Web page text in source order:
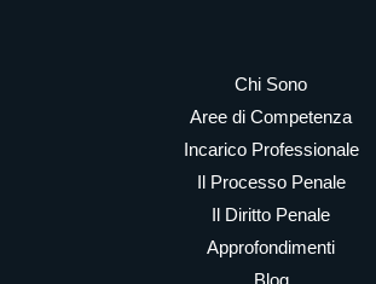
Chi Sono
Aree di Competenza
Incarico Professionale
Il Processo Penale
Il Diritto Penale
Approfondimenti
Blog